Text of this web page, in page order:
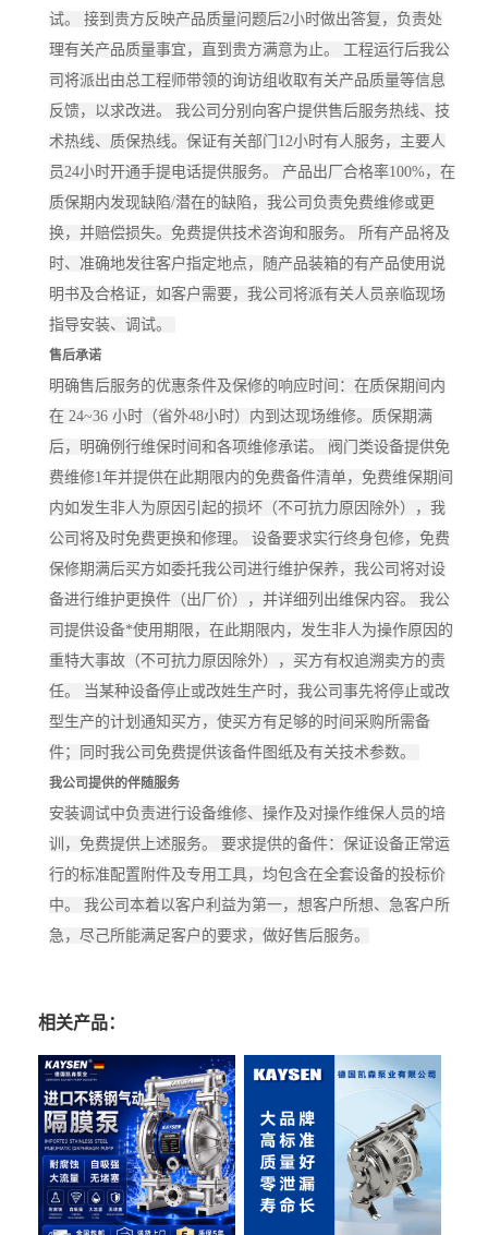
试。 接到贵方反映产品质量问题后2小时做出答复，负责处
理有关产品质量事宜，直到贵方满意为止。 工程运行后我公
司将派出由总工程师带领的询访组收取有关产品质量等信息
反馈，以求改进。 我公司分别向客户提供售后服务热线、技
术热线、质保热线。保证有关部门12小时有人服务，主要人
员24小时开通手提电话提供服务。 产品出厂合格率100%，在
质保期内发现缺陷/潜在的缺陷，我公司负责免费维修或更
换，并赔偿损失。免费提供技术咨询和服务。 所有产品将及
时、准确地发往客户指定地点，随产品装箱的有产品使用说
明书及合格证，如客户需要，我公司将派有关人员亲临现场
指导安装、调试。
售后承诺
明确售后服务的优惠条件及保修的响应时间：在质保期间内
在 24~36 小时（省外48小时）内到达现场维修。质保期满
后，明确例行维保时间和各项维修承诺。 阀门类设备提供免
费维修1年并提供在此期限内的免费备件清单，免费维保期间
内如发生非人为原因引起的损坏（不可抗力原因除外），我
公司将及时免费更换和修理。 设备要求实行终身包修，免费
保修期满后买方如委托我公司进行维护保养，我公司将对设
备进行维护更换件（出厂价），并详细列出维保内容。 我公
司提供设备*使用期限，在此期限内，发生非人为操作原因的
重特大事故（不可抗力原因除外），买方有权追溯卖方的责
任。 当某种设备停止或改姓生产时，我公司事先将停止或改
型生产的计划通知买方，使买方有足够的时间采购所需备
件；同时我公司免费提供该备件图纸及有关技术参数。
我公司提供的伴随服务
安装调试中负责进行设备维修、操作及对操作维保人员的培
训，免费提供上述服务。 要求提供的备件：保证设备正常运
行的标准配置附件及专用工具，均包含在全套设备的投标价
中。 我公司本着以客户利益为第一，想客户所想、急客户所
急，尽己所能满足客户的要求，做好售后服务。
相关产品：